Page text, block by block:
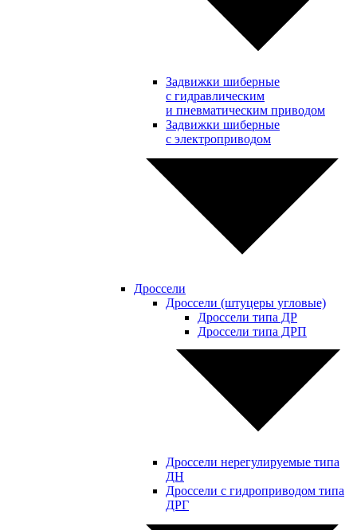
Задвижки шиберные
с гидравлическим
и пневматическим приводом
Задвижки шиберные
с электроприводом
Дроссели
Дроссели (штуцеры угловые)
Дроссели типа ДР
Дроссели типа ДРП
Дроссели нерегулируемые типа
ДН
Дроссели с гидроприводом типа
ДРГ